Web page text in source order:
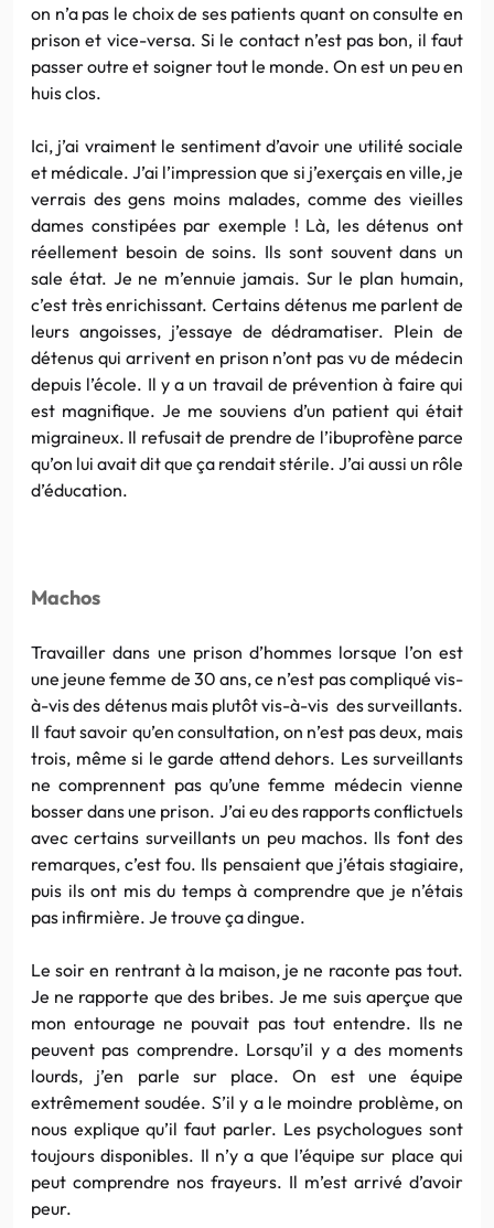
on n’a pas le choix de ses patients quant on consulte en
prison et vice-versa. Si le contact n’est pas bon, il faut
passer outre et soigner tout le monde. On est un peu en
huis clos.
Ici, j’ai vraiment le sentiment d’avoir une utilité sociale
et médicale. J’ai l’impression que si j’exerçais en ville, je
verrais des gens moins malades, comme des vieilles
dames constipées par exemple ! Là, les détenus ont
réellement besoin de soins. Ils sont souvent dans un
sale état. Je ne m’ennuie jamais. Sur le plan humain,
c’est très enrichissant. Certains détenus me parlent de
leurs angoisses, j’essaye de dédramatiser. Plein de
détenus qui arrivent en prison n’ont pas vu de médecin
depuis l’école. Il y a un travail de prévention à faire qui
est magnifique. Je me souviens d’un patient qui était
migraineux. Il refusait de prendre de l’ibuprofène parce
qu’on lui avait dit que ça rendait stérile. J’ai aussi un rôle
d’éducation.
Machos
Travailler dans une prison d’hommes lorsque l’on est
une jeune femme de 30 ans, ce n’est pas compliqué vis-
à-vis des détenus mais plutôt vis-à-vis des surveillants.
Il faut savoir qu’en consultation, on n’est pas deux, mais
trois, même si le garde attend dehors. Les surveillants
ne comprennent pas qu’une femme médecin vienne
bosser dans une prison. J’ai eu des rapports conflictuels
avec certains surveillants un peu machos. Ils font des
remarques, c’est fou. Ils pensaient que j’étais stagiaire,
puis ils ont mis du temps à comprendre que je n’étais
pas infirmière. Je trouve ça dingue.
Le soir en rentrant à la maison, je ne raconte pas tout.
Je ne rapporte que des bribes. Je me suis aperçue que
mon entourage ne pouvait pas tout entendre. Ils ne
peuvent pas comprendre. Lorsqu’il y a des moments
lourds, j’en parle sur place. On est une équipe
extrêmement soudée. S’il y a le moindre problème, on
nous explique qu’il faut parler. Les psychologues sont
toujours disponibles. Il n’y a que l’équipe sur place qui
peut comprendre nos frayeurs. Il m’est arrivé d’avoir
peur.